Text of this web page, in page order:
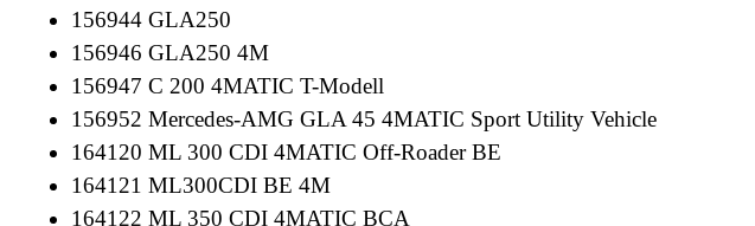
156944 GLA250
156946 GLA250 4M
156947 C 200 4MATIC T-Modell
156952 Mercedes-AMG GLA 45 4MATIC Sport Utility Vehicle
164120 ML 300 CDI 4MATIC Off-Roader BE
164121 ML300CDI BE 4M
164122 ML 350 CDI 4MATIC BCA